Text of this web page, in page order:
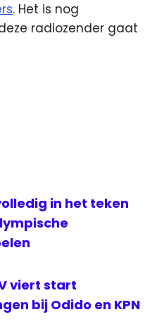
. Het is nog
radiozender gaat
in het teken
viert start
bij Odido en KPN